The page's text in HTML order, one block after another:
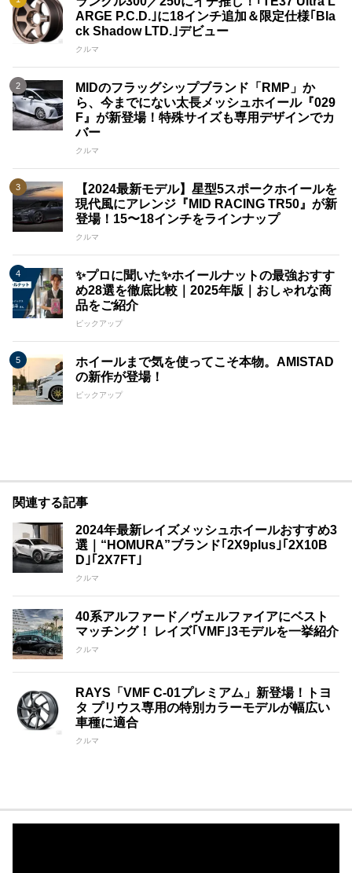
ARGE P.C.D.｣に18インチ追加＆限定仕様｢Bla
ck Shadow LTD.｣デビュー
クルマ
MIDのフラッグシップブランド「RMP」か
ら、今までにない太長メッシュホイール『029
F』が新登場！特殊サイズも専用デザインでカ
バー
クルマ
【2024最新モデル】星型5スポークホイールを
現代風にアレンジ『MID RACING TR50』が新
登場！15〜18インチをラインナップ
クルマ
✨プロに聞いた✨ホイールナットの最強おすす
め28選を徹底比較｜2025年版｜おしゃれな商
品をご紹介
ピックアップ
ホイールまで気を使ってこそ本物。AMISTAD
の新作が登場！
ピックアップ
関連する記事
2024年最新レイズメッシュホイールおすすめ3
選｜“HOMURA”ブランド｢2X9plus｣｢2X10B
D｣｢2X7FT｣
クルマ
40系アルファード／ヴェルファイアにベスト
マッチング！ レイズ｢VMF｣3モデルを一挙紹介
クルマ
RAYS「VMF C-01プレミアム」新登場！トヨ
タ プリウス専用の特別カラーモデルが幅広い
車種に適合
クルマ